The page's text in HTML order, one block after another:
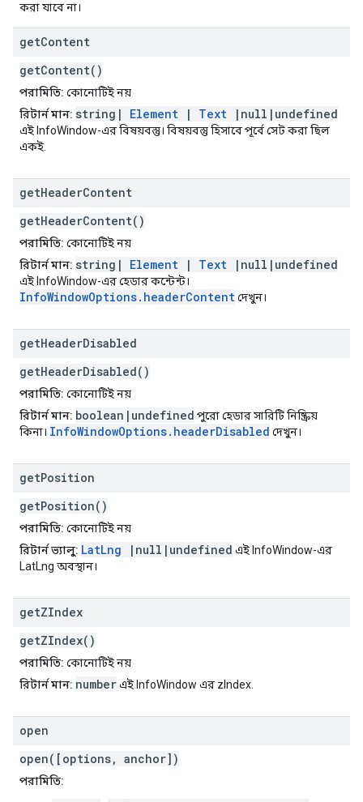
করা যাবে না।
getContent
getContent()
পরামিতি: কোনোটিই নয়
রিটার্ন মান: string| Element | Text |null|undefined
এই InfoWindow-এর বিষয়বস্তু। বিষয়বস্তু হিসাবে পূর্বে সেট করা ছিল
একই.
getHeaderContent
getHeaderContent()
পরামিতি: কোনোটিই নয়
রিটার্ন মান: string| Element | Text |null|undefined
এই InfoWindow-এর হেডার কন্টেন্ট।
InfoWindowOptions.headerContentদেখুন।
getHeaderDisabled
getHeaderDisabled()
পরামিতি: কোনোটিই নয়
রিটার্ন মান: boolean|undefined পুরো হেডার সারিটি নিষ্ক্রিয়
কিনা। InfoWindowOptions.headerDisabled দেখুন।
getPosition
getPosition()
পরামিতি: কোনোটিই নয়
রিটার্ন ভ্যালু: LatLng |null|undefined এই InfoWindow-এর
LatLng অবস্থান।
getZIndex
getZIndex()
পরামিতি: কোনোটিই নয়
রিটার্ন মান: numberএই InfoWindow এর zIndex.
open
open([options, anchor])
পরামিতি: